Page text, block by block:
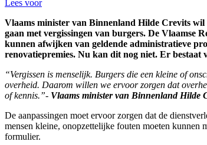
Lees voor
Vlaams minister van Binnenland Hilde Crevits
gaan met vergissingen van burgers. De Vlaamse
kunnen afwijken van geldende administratieve
renovatiepremies. Nu kan dit nog niet. Er bestaat
“Vergissen is menselijk. Burgers die een kleine of
overheid. Daarom willen we ervoor zorgen dat
of kennis.”- Vlaams minister van Binnenland Hilde
De aanpassingen moet ervoor zorgen dat de
mensen kleine, onopzettelijke fouten moeten kunnen
formulier.